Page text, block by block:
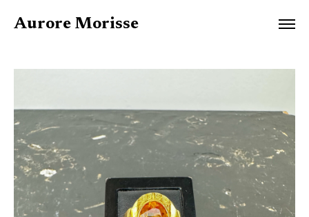
Aurore Morisse